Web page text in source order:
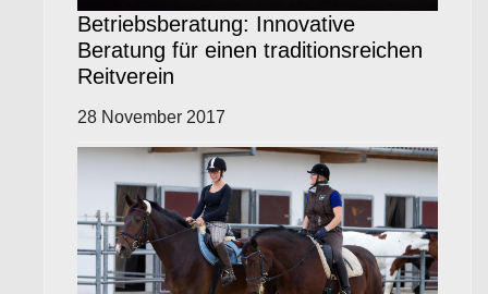
Betriebsberatung: Innovative
Beratung für einen traditionsreichen
Reitverein
28 November 2017